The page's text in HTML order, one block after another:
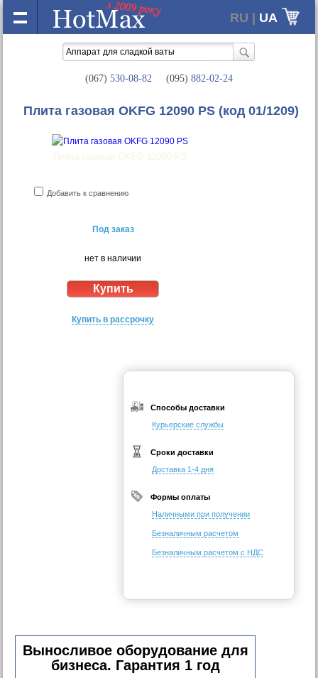
RU | UA
(067) 530-08-82 (095) 882-02-24
Плита газовая OKFG 12090 PS (код 01/1209)
Плита газовая OKFG 12090 PS
Добавить к сравнению
Под заказ
нет в наличии
Купить в рассрочку
Способы доставки
Курьерские службы
Сроки доставки
Доставка 1-4 дня
Формы оплаты
Наличными при получении
Безналичным расчетом
Безналичным расчетом с НДС
Выносливое оборудование для
бизнеса. Гарантия 1 год